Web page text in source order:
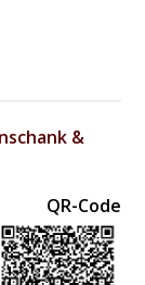
&
QR-Code